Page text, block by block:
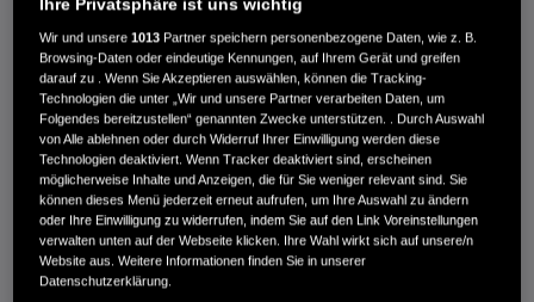
MWST. NICHT AUSWEISBAR
3.900 €
Ihre Privatsphäre ist uns wichtig
Wir und unsere1013 Partner speichern personenbezogene Daten, wie z. B.
Browsing-Daten oder eindeutige Kennungen, auf Ihrem Gerät und greifen
darauf zu . Wenn Sie Akzeptieren auswählen, können die Tracking-
Technologien die unter „Wir und unsere Partner verarbeiten Daten, um
Folgendes bereitzustellen“ genannten Zwecke unterstützen. . Durch Auswahl
von Alle ablehnen oder durch Widerruf Ihrer Einwilligung werden diese
Technologien deaktiviert. Wenn Tracker deaktiviert sind, erscheinen
möglicherweise Inhalte und Anzeigen, die für Sie weniger relevant sind. Sie
können dieses Menü jederzeit erneut aufrufen, um Ihre Auswahl zu ändern
oder Ihre Einwilligung zu widerrufen, indem Sie auf den Link Voreinstellungen
verwalten unten auf der Webseite klicken. Ihre Wahl wirkt sich auf unsere/n
Website aus. Weitere Informationen finden Sie in unserer
Datenschutzerklärung.